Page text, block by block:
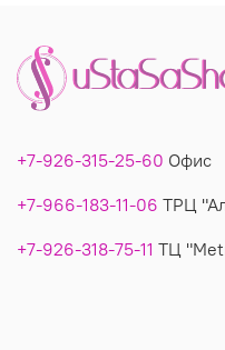
+7-926-315-25-60 Офис
+7-966-183-11-06 ТРЦ
+7-926-318-75-11 ТЦ